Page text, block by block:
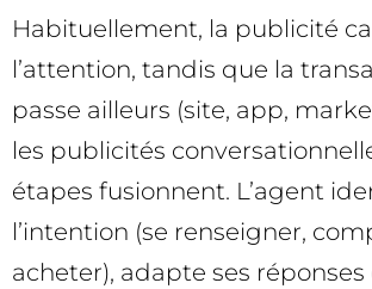
Habituellement, la publicité
l’attention, tandis que la
passe ailleurs (site, app,
les publicités
étapes fusionnent. L’agent
l’intention (se renseigner,
acheter), adapte ses